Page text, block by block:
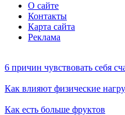
О сайте
Контакты
Карта сайта
Реклама
6 причин чувствовать себя
Как влияют физические
Как есть больше фруктов